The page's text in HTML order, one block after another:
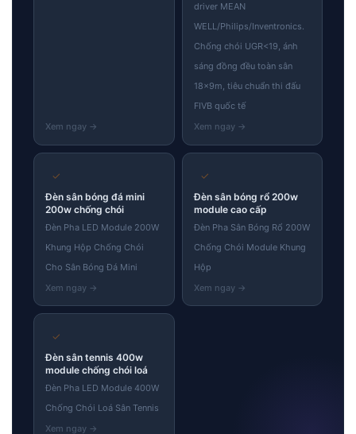
driver MEAN
WELL/Philips/Inventronics.
Chống chói UGR<19, ánh
sáng đồng đều toàn sân
18×9m, tiêu chuẩn thi đấu
FIVB quốc tế
✓
Đèn sân bóng đá mini
200w chống chói
Đèn Pha LED Module 200W
Khung Hộp Chống Chói
Cho Sân Bóng Đá Mini
✓
Đèn sân bóng rổ 200w
module cao cấp
Đèn Pha Sân Bóng Rổ 200W
Chống Chói Module Khung
Hộp
✓
Đèn sân tennis 400w
module chống chói loá
Đèn Pha LED Module 400W
Chống Chói Loá Sân Tennis